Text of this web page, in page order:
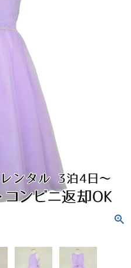
アウター
アクセサリー
音楽雑貨
フラワーガール・リングボーイ・ゲ
スト
Shichi-Go-San
3歳・5歳・7歳の晴れの日